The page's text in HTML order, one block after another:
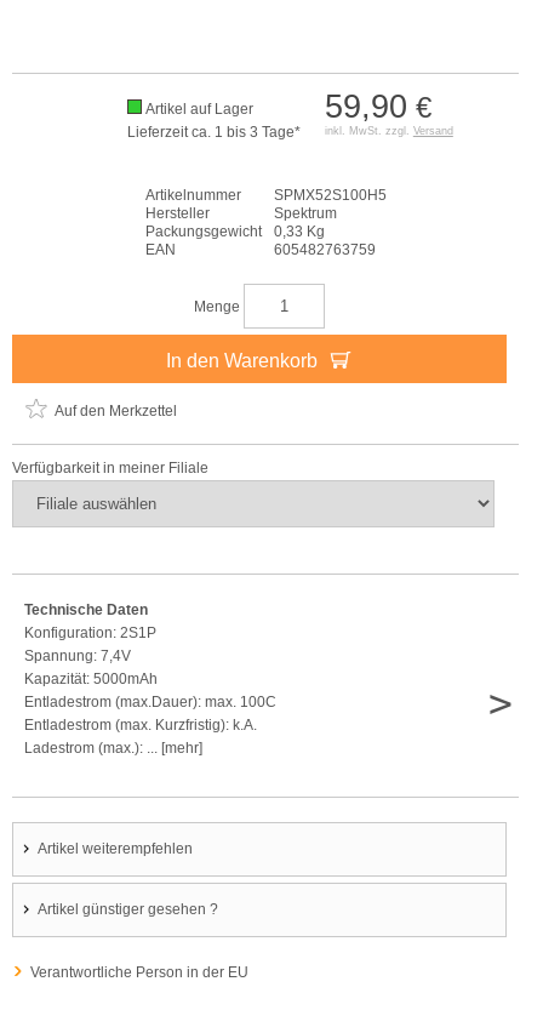
59,90 €
inkl. MwSt. zzgl. Versand
Artikel auf Lager
Lieferzeit ca. 1 bis 3 Tage*
Artikelnummer
SPMX52S100H5
Hersteller
Spektrum
Packungsgewicht
0,33 Kg
EAN
605482763759
Menge
In den Warenkorb
Auf den Merkzettel
Verfügbarkeit in meiner Filiale
Technische Daten
Konfiguration: 2S1P
Spannung: 7,4V
Kapazität: 5000mAh
Entladestrom (max.Dauer): max. 100C
Entladestrom (max. Kurzfristig): k.A.
Ladestrom (max.): ... [mehr]
>
Artikel weiterempfehlen
Artikel günstiger gesehen ?
Verantwortliche Person in der EU